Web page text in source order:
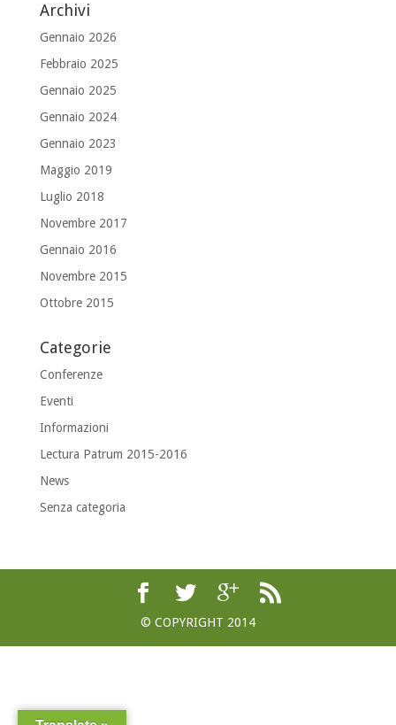
Archivi
Gennaio 2026
Febbraio 2025
Gennaio 2025
Gennaio 2024
Gennaio 2023
Maggio 2019
Luglio 2018
Novembre 2017
Gennaio 2016
Novembre 2015
Ottobre 2015
Categorie
Conferenze
Eventi
Informazioni
Lectura Patrum 2015-2016
News
Senza categoria
© COPYRIGHT 2014